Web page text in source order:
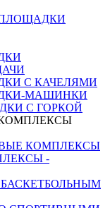
С КАЧЕЛЯМИ
МАШИНКИ
С ГОРКОЙ
КОМПЛЕКСЫ
-